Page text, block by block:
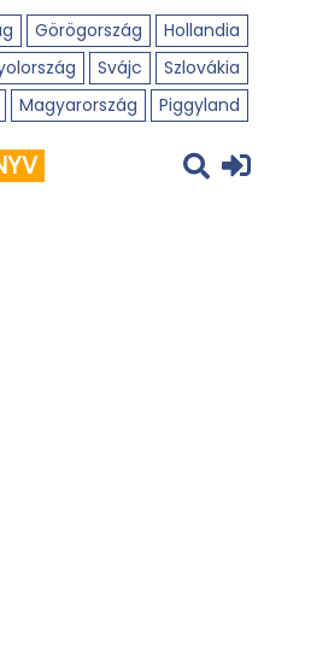
Görögország
Hollandia
Svájc
Szlovákia
Magyarország Piggyland